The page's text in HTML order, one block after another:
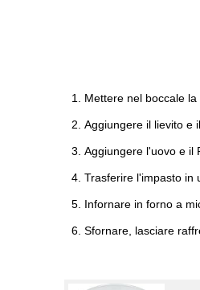
Mettere nel boccale
Aggiungere il lievito e
Aggiungere l'uovo e il
Trasferire l'impasto in
Infornare in forno a
Sfornare, lasciare